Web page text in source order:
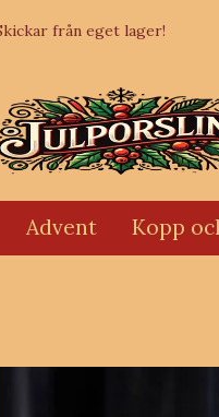
från eget lager!
Advent Kopp